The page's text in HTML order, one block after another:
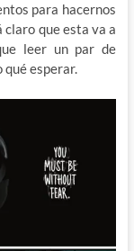
para hacernos
que esta va a
leer un par de
qué esperar.